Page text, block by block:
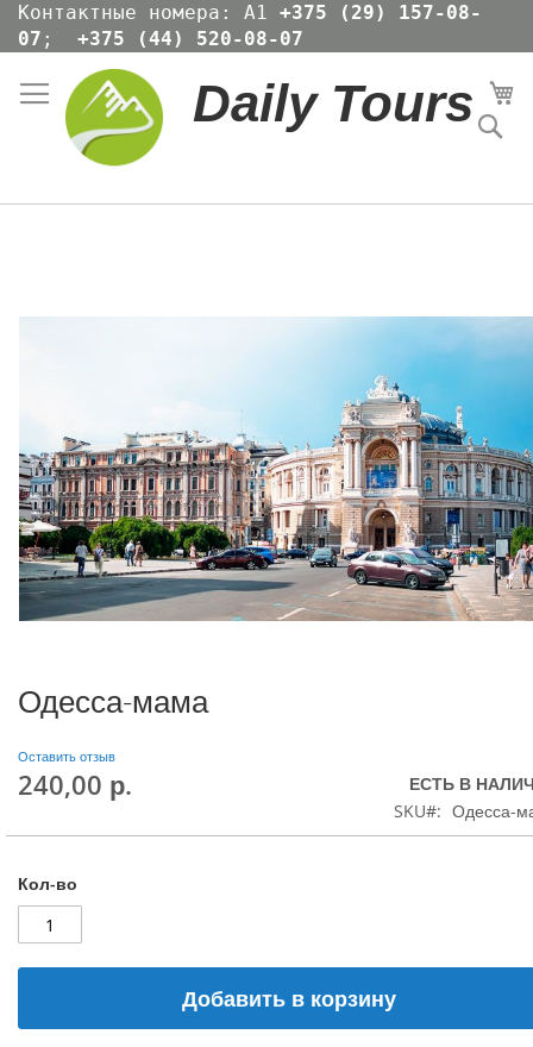
Skip
to
Content
Контактные номера: А1 +375 (29) 157-08-
07 ; +375 (44) 520-08-07
Daily Tours
Одесса-мама
Оставить отзыв
240,00 р.
ЕСТЬ В
SKU
Одесса-
Кол-во
Добавить в корзину